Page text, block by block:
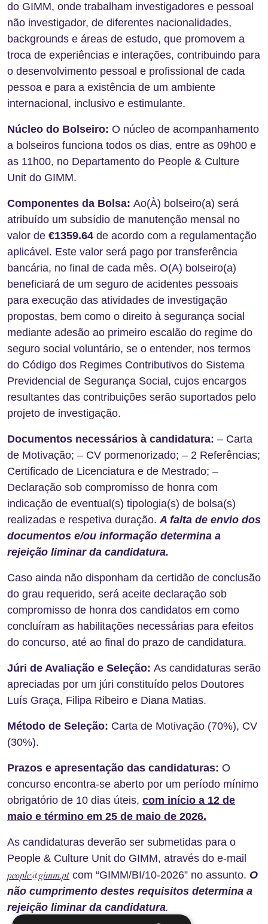
do GIMM, onde trabalham investigadores e pessoal
não investigador, de diferentes nacionalidades,
backgrounds e áreas de estudo, que promovem a
troca de experiências e interações, contribuindo para
o desenvolvimento pessoal e profissional de cada
pessoa e para a existência de um ambiente
internacional, inclusivo e estimulante.
Núcleo do Bolseiro: O núcleo de acompanhamento
a bolseiros funciona todos os dias, entre as 09h00 e
as 11h00, no Departamento do People & Culture
Unit do GIMM.
Componentes da Bolsa: Ao(À) bolseiro(a) será
atribuído um subsídio de manutenção mensal no
valor de €1359.64 de acordo com a regulamentação
aplicável. Este valor será pago por transferência
bancária, no final de cada mês. O(A) bolseiro(a)
beneficiará de um seguro de acidentes pessoais
para execução das atividades de investigação
propostas, bem como o direito à segurança social
mediante adesão ao primeiro escalão do regime do
seguro social voluntário, se o entender, nos termos
do Código dos Regimes Contributivos do Sistema
Previdencial de Segurança Social, cujos encargos
resultantes das contribuições serão suportados pelo
projeto de investigação.
Documentos necessários à candidatura: – Carta
de Motivação; – CV pormenorizado; – 2 Referências;
Certificado de Licenciatura e de Mestrado; –
Declaração sob compromisso de honra com
indicação de eventual(s) tipologia(s) de bolsa(s)
realizadas e respetiva duração.A falta de envio dos
documentos e/ou informação determina a
rejeição liminar da candidatura.
Caso ainda não disponham da certidão de conclusão
do grau requerido, será aceite declaração sob
compromisso de honra dos candidatos em como
concluíram as habilitações necessárias para efeitos
do concurso, até ao final do prazo de candidatura.
Júri de Avaliação e Seleção: As candidaturas serão
apreciadas por um júri constituído pelos Doutores
Luís Graça, Filipa Ribeiro e Diana Matias.
Método de Seleção: Carta de Motivação (70%), CV
(30%).
Prazos e apresentação das candidaturas: O
concurso encontra-se aberto por um período mínimo
obrigatório de 10 dias úteis, com início a 12 de
maio e término em 25 de maio de 2026.
As candidaturas deverão ser submetidas para o
People & Culture Unit do GIMM, através do e-mail
people@gimm.pt com “GIMM/BI/10-2026” no assunto. O
não cumprimento destes requisitos determina a
rejeição liminar da candidatura.